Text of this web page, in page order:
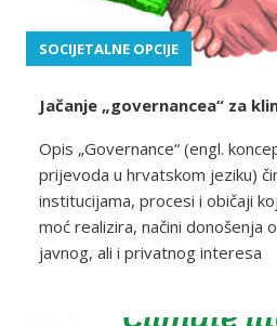
SOCIJETALNE OPCIJE
Jačanje „governancea“ za
Opis „Governance“ (engl.
prijevoda u hrvatskom jeziku)
institucijama, procesi i običaji
moć realizira, načini donošenja
javnog, ali i privatnog interesa